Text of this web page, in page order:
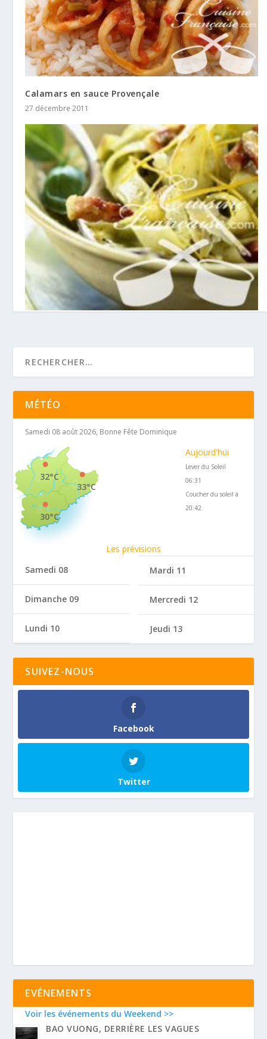
Calamars en sauce Provençale
27 décembre 2011
MÉTÉO
Samedi 08 août 2026, Bonne Fête Dominique
33°C
32°C
30°C
Aujourd'hui
Lever du Soleil
06:31
Coucher du soleil à
20:42
Les prévisions
Samedi 08
Dimanche 09
Lundi 10
Mardi 11
Mercredi 12
Jeudi 13
SUIVEZ-NOUS
Facebook
Twitter
EVÉNEMENTS
Voir les événements du Weekend >>
BAO VUONG, DERRIÈRE LES VAGUES